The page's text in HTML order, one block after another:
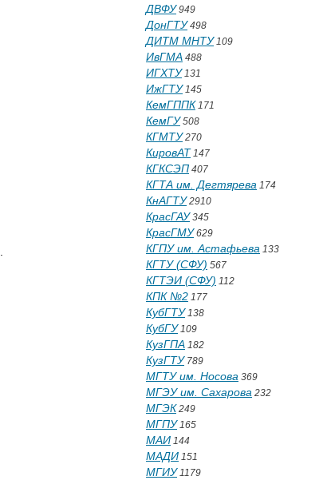
ДВФУ949
ДонГТУ498
ДИТМ МНТУ109
ИвГМА 488
ИГХТУ131
ИжГТУ145
КемГППК 171
КемГУ508
КГМТУ270
КировАТ 147
КГКСЭП 407
КГТА им. Дегтярева 174
КнАГТУ2910
КрасГАУ345
КрасГМУ629
КГПУ им. Астафьева 133
КГТУ (СФУ) 567
КГТЭИ (СФУ) 112
КПК №2 177
КубГТУ138
КубГУ109
КузГПА 182
КузГТУ789
МГТУ им. Носова 369
МГЭУ им. Сахарова 232
МГЭК 249
МГПУ165
МАИ 144
МАДИ 151
МГИУ1179